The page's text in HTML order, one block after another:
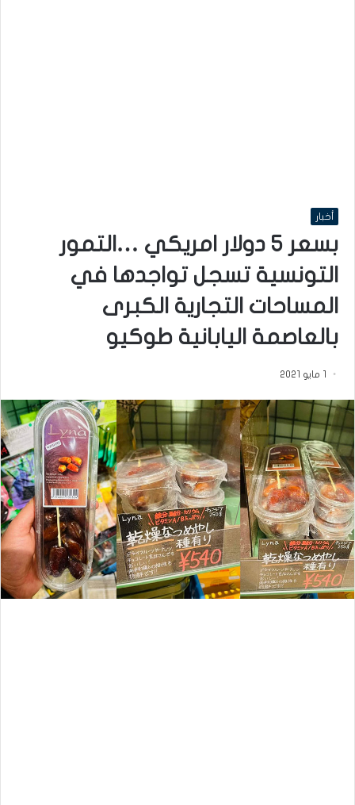
أخبار
بسعر 5 دولار امريكي …التمور
التونسية تسجل تواجدها في
المساحات التجارية الكبرى
بالعاصمة اليابانية طوكيو
1 مايو 2021